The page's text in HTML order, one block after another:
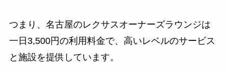
つまり、名古屋のレクサスオーナーズラウンジは
一日3,500円の利用料金で、高いレベルのサービス
と施設を提供しています。